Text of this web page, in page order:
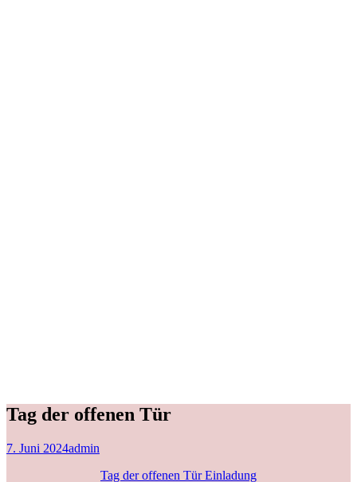
Tag der offenen Tür
7. Juni 2024admin
Tag der offenen Tür Einladung